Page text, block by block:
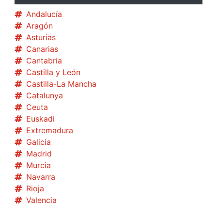
Andalucía
Aragón
Asturias
Canarias
Cantabria
Castilla y León
Castilla-La Mancha
Catalunya
Ceuta
Euskadi
Extremadura
Galicia
Madrid
Murcia
Navarra
Rioja
Valencia